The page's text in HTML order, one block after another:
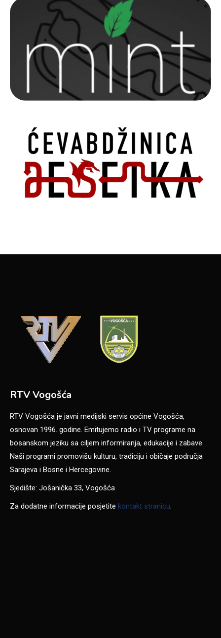
RTV Vogošća
RTV Vogošća je javni medijski servis općine Vogošća,
osnovan 1996. godine. Emitujemo radio i TV programe na
bosanskom jeziku sa ciljem informiranja, edukacije i zabave.
Naši programi promovišu kulturu, tradiciju i običaje područja
Sarajeva i Bosne i Hercegovine.
Sjedište: Jošanička 33, Vogošća
Za dodatne informacije posjetite kontakt stranicu.